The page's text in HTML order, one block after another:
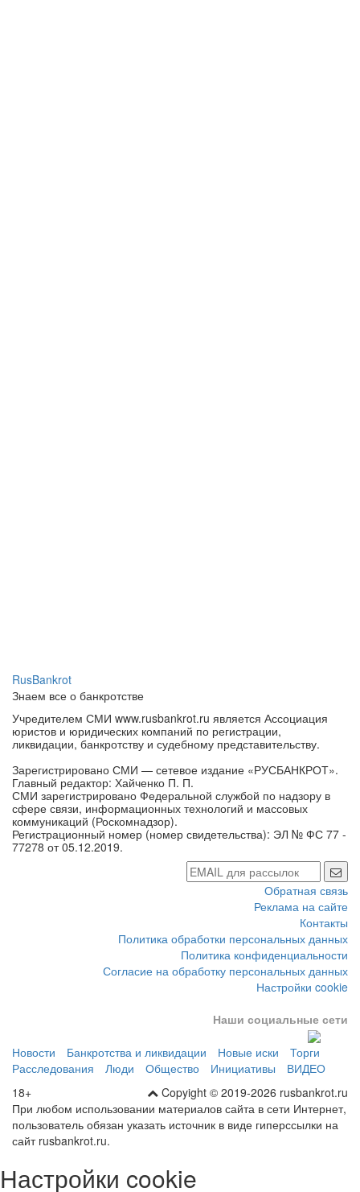
RusBankrot
Знаем все о банкротстве
Учредителем СМИ www.rusbankrot.ru является Ассоциация
юристов и юридических компаний по регистрации,
Зарегистрировано СМИ — сетевое издание «РУСБАНКРОТ».
Главный редактор: Хайченко П. П.
СМИ зарегистрировано Федеральной службой по надзору в
сфере связи, информационных технологий и массовых
коммуникаций (Роскомнадзор).
Регистрационный номер (номер свидетельства): ЭЛ № ФС 77 -
Обратная связь
Реклама на сайте
Контакты
Политика обработки персональных данных
Политика конфиденциальности
Согласие на обработку персональных данных
Наши социальные сети
Новости Банкротства и ликвидации Новые иски
Торги
Copyight © 2019-2026 rusbankrot.ru
18+
При любом использовании материалов сайта в сети Интернет,
пользователь обязан указать источник в виде гиперссылки на